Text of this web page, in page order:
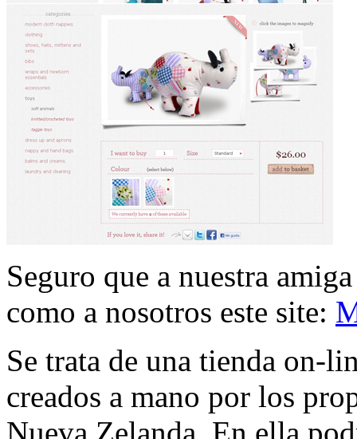
Seguro que a nuestra
como a nosotros este site:
Se trata de una tienda on-
creados a mano por los
Nueva Zelanda. En ella